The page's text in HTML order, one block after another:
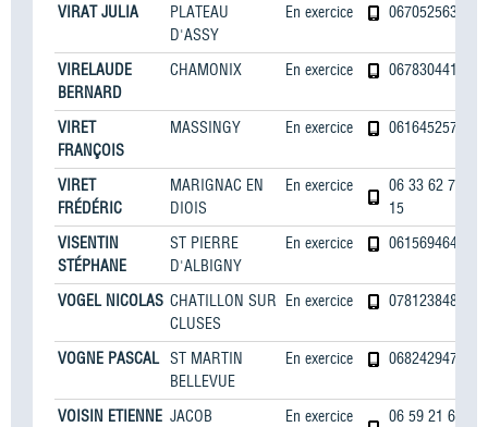
VIRAT JULIA
PLATEAU
D'ASSY
En exercice 0670525634
VIRELAUDE
BERNARD
CHAMONIX En exercice 0678304413
VIRET
FRANÇOIS
MASSINGY En exercice 0616452575
VIRET
FRÉDÉRIC
MARIGNAC EN
DIOIS
En exercice
06 33 62 72
15
VISENTIN
STÉPHANE
ST PIERRE
D'ALBIGNY
En exercice 0615694642
VOGEL NICOLAS CHATILLON SUR
CLUSES
En exercice 0781238485
VOGNE PASCAL ST MARTIN
BELLEVUE
En exercice 0682429472
VOISIN ETIENNE JACOB
En exercice
06 59 21 64